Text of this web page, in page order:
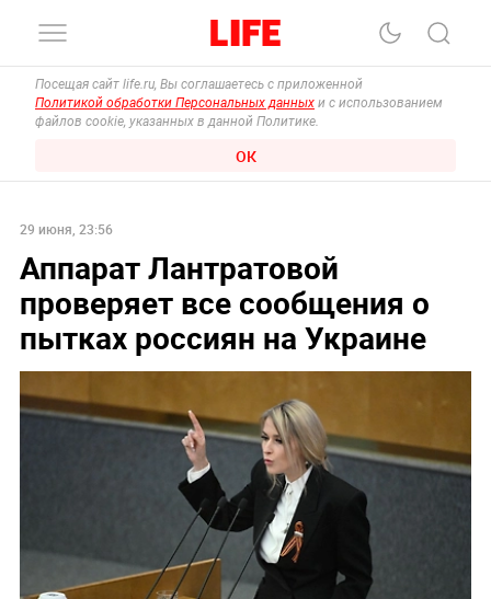
Посещая сайт life.ru, Вы соглашаетесь с приложенной
Политикой обработки Персональных данных и с использованием
файлов cookie, указанных в данной Политике.
ОК
29 июня, 23:56
Аппарат Лантратовой
проверяет все сообщения о
пытках россиян на Украине